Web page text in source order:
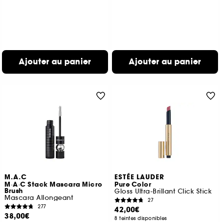
Ajouter au panier Ajouter au panier
M.A.C
M·A·C Stack Mascara Micro
Brush
Mascara Allongeant
277
38,00€
ESTÉE LAUDER
Pure Color
Gloss Ultra-Brillant Click Stick
27
42,00€
8 teintes disponibles